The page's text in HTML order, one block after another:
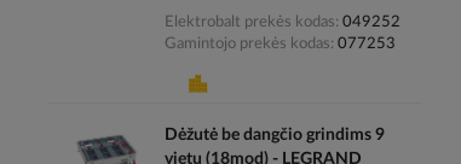
Elektrobalt prekės kodas 049252
Gamintojo prekės kodas 077253
Dėžutė be dangčio grindims 9
vietų (18mod) - LEGRAND